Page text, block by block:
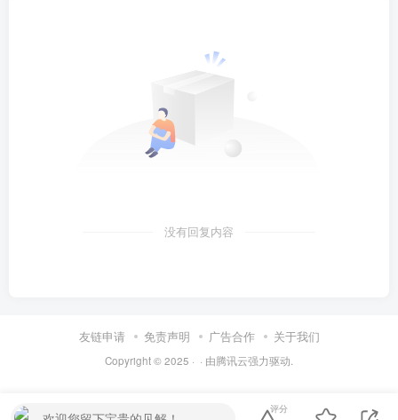
没有回复内容
友链申请 免责声明 广告合作 关于我们
Copyright © 2025 · · 由腾讯云强力驱动.
评分